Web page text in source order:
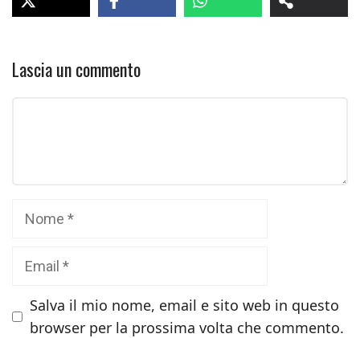
Lascia un commento
Salva il mio nome, email e sito web in questo
browser per la prossima volta che commento.